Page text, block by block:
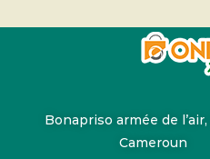
Bonapriso armée de
Cameroun